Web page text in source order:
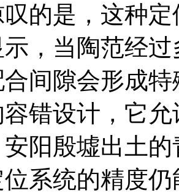
的是，这种
，当陶范经
合间隙会形成
错设计，它
阳殷墟出土
系统的精度